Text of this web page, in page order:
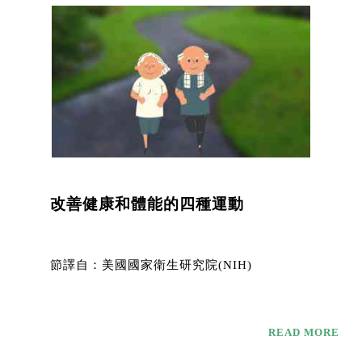
改善健康和體能的四種運動
節譯自：美國國家衛生研究院(NIH)
READ MORE